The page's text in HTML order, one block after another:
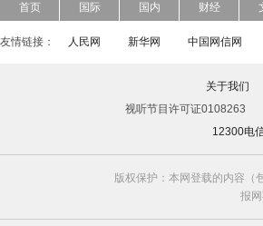
首页 国际 国内 财经
友情链接： 人民网 新华网 中国网信网
关于我们
视听节目许可证0108263
12300电
版权保护：本网登载的内容（
报